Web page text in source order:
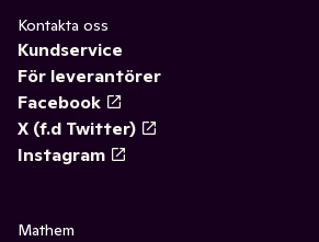
Kontakta oss
Kundservice
För leverantörer
Facebook
X (f.d Twitter)
Instagram
Mathem